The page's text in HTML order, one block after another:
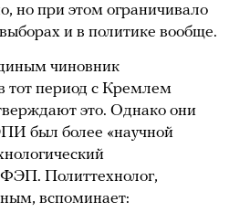
но при этом ограничивало
и в политике вообще.
чиновник
тот период с Кремлем
это. Однако они
был более «научной
Политтехнолог,
вспоминает: